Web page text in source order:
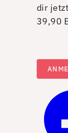
dir
39,90